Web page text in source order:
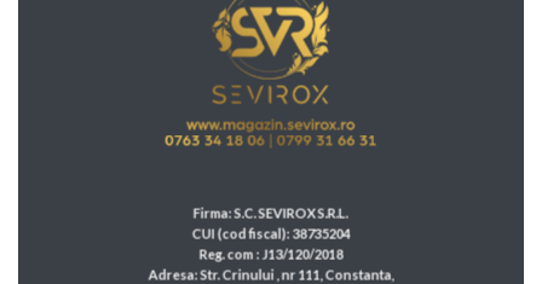
Firma: S.C. SEVIROX S.R.L.
CUI (cod fiscal): 38735204
Reg. com : J13/120/2018
Adresa: Str. Crinului , nr 111, Constanta,